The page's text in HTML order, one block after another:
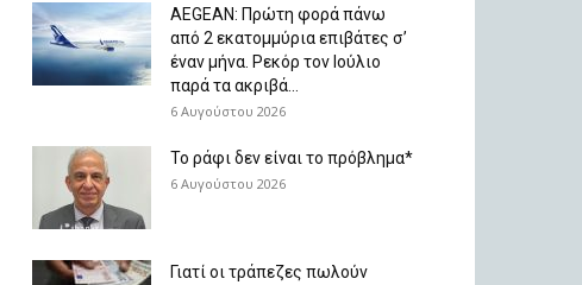
AEGEAN: Πρώτη φορά πάνω
από 2 εκατομμύρια επιβάτες σ’
έναν μήνα. Ρεκόρ τον Ιούλιο
παρά τα ακριβά...
6 Αυγούστου 2026
Το ράφι δεν είναι το πρόβλημα*
6 Αυγούστου 2026
Γιατί οι τράπεζες πωλούν